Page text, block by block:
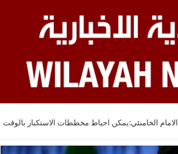
الامام الخامنئي:يمكن احباط مخططات الاستكبار بالوقت